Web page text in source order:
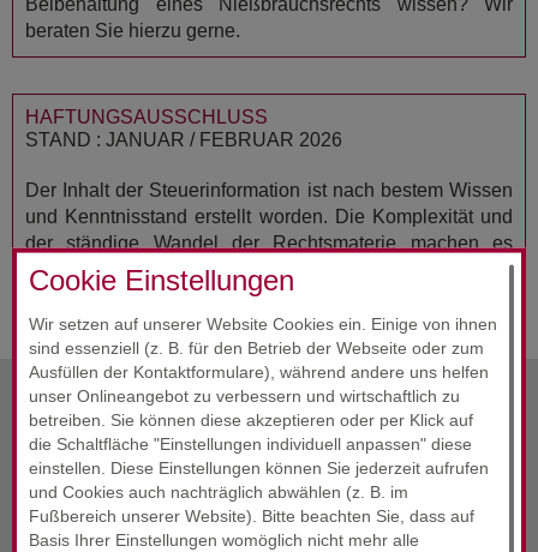
Cookie Einstellungen
Wir setzen auf unserer Website Cookies ein. Einige von ihnen
sind essenziell (z. B. für den Betrieb der Webseite oder zum
Ausfüllen der Kontaktformulare), während andere uns helfen
unser Onlineangebot zu verbessern und wirtschaftlich zu
betreiben. Sie können diese akzeptieren oder per Klick auf
die Schaltfläche "Einstellungen individuell anpassen" diese
einstellen. Diese Einstellungen können Sie jederzeit aufrufen
und Cookies auch nachträglich abwählen (z. B. im
Fußbereich unserer Website). Bitte beachten Sie, dass auf
Basis Ihrer Einstellungen womöglich nicht mehr alle
Beibehaltung eines Nießbrauchsrechts wissen? Wir
beraten Sie hierzu gerne.
HAFTUNGSAUSSCHLUSS
STAND : JANUAR / FEBRUAR 2026
Der Inhalt der Steuerinformation ist nach bestem Wissen
und Kenntnisstand erstellt worden. Die Komplexität und
der ständige Wandel der Rechtsmaterie machen es
notwendig, Haftung und Gewähr auszuschließen. Die
Steuerinformation ersetzt nicht die individuelle Beratung.
vorherige InfoFebruar 2026
Alle InfosFebruar 2026
nächste InfoFebruar 2026